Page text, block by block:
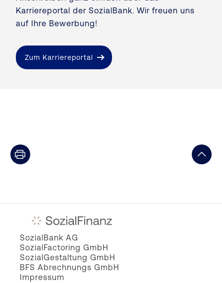
Karriereportal der SozialBank. Wir freuen uns
auf Ihre Bewerbung!
Zum Karriereportal
SozialBank AG
SozialFactoring GmbH
SozialGestaltung GmbH
BFS Abrechnungs GmbH
Impressum